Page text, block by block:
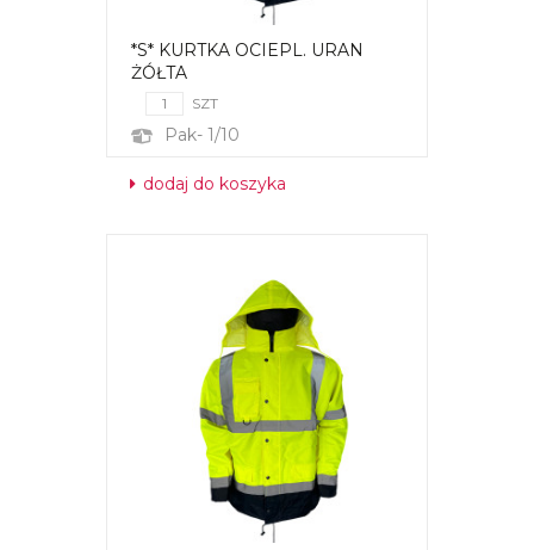
*S* KURTKA OCIEPL. URAN
ŻÓŁTA
SZT
Pak- 1/10
dodaj do koszyka